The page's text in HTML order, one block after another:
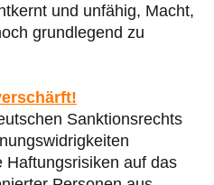
und unfähig, Macht,
grundlegend zu
Sanktionsrechts
Haftungsrisiken auf das